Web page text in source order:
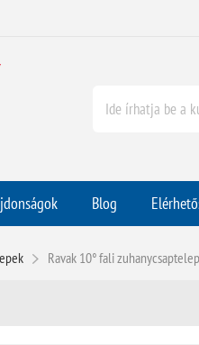
Blog
Ravak 10° fali